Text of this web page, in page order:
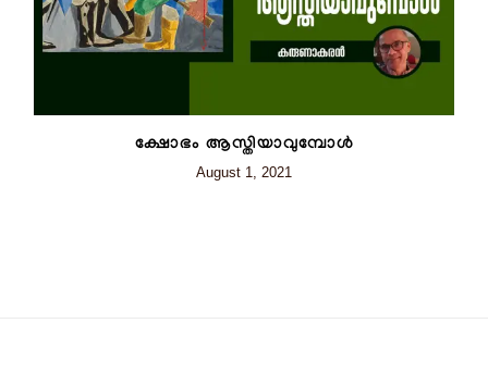
ക്ഷോഭം ആസ്തിയാവുമ്പോൾ
August 1, 2021